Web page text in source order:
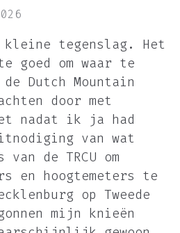
kleine tegenslag. Het
goed om waar te
Dutch Mountain
door met
nadat ik ja had
van wat
van de TRCU om
en hoogtemeters te
op Tweede
mijn knieën